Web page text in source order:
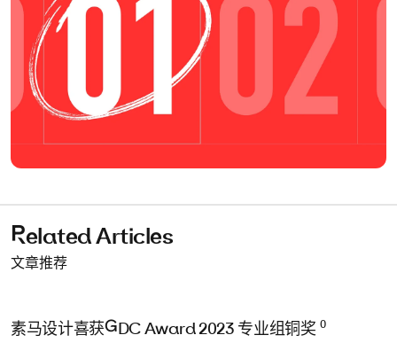
Related Articles
文章推荐
素马设计喜获GDC Award 2023 专业组铜奖 0